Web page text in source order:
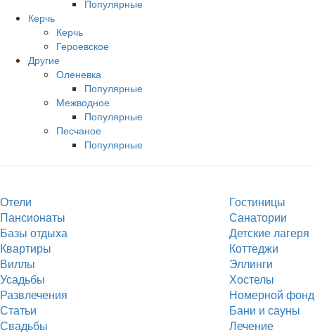
Популярные
Керчь
Керчь
Героевское
Другие
Оленевка
Популярные
Межводное
Популярные
Песчаное
Популярные
Отели
Гостиницы
Пансионаты
Санатории
Базы отдыха
Детские лагеря
Квартиры
Коттеджи
Виллы
Эллинги
Усадьбы
Хостелы
Развлечения
Номерной фонд
Статьи
Бани и сауны
Свадьбы
Лечение